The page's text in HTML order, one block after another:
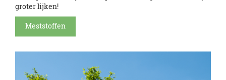
groter lijken!
Meststoffen